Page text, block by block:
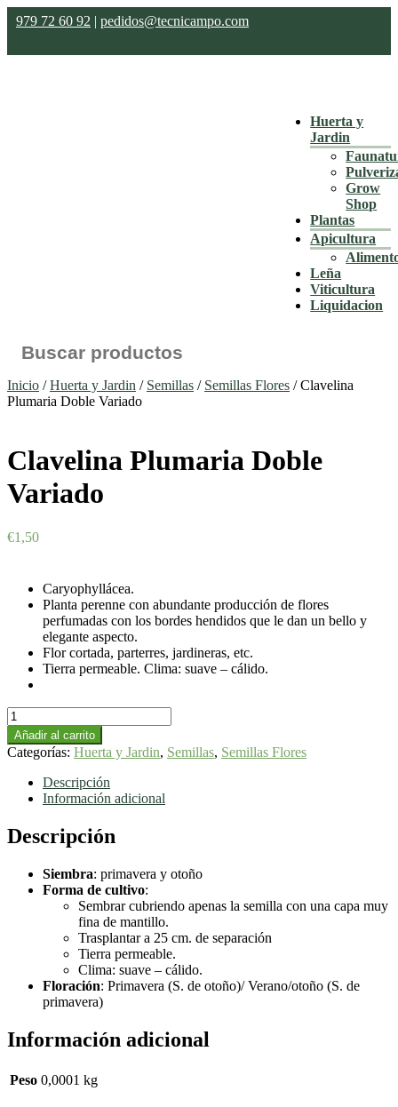
979 72 60 92 | pedidos@tecnicampo.com
Huerta y
Jardin
Grow
Shop
Plantas
Apicultura
Leña
Viticultura
Liquidacion
Inicio /Huerta y Jardin / Semillas / Semillas Flores / Clavelina
Plumaria Doble Variado
Clavelina Plumaria Doble
Variado
€1,50
Caryophyllácea.
Planta perenne con abundante producción de flores
perfumadas con los bordes hendidos que le dan un bello y
elegante aspecto.
Flor cortada, parterres, jardineras, etc.
Tierra permeable. Clima: suave – cálido.
Clavelina
Plumaria
Doble
Variado
cantidad
Añadir al carrito
Categorías: Huerta y Jardin, Semillas, Semillas Flores
Descripción
Información adicional
Descripción
Siembra: primavera y otoño
Forma de cultivo:
Sembrar cubriendo apenas la semilla con una capa muy
fina de mantillo.
Trasplantar a 25 cm. de separación
Tierra permeable.
Clima: suave – cálido.
Floración: Primavera (S. de otoño)/ Verano/otoño (S. de
primavera)
Información adicional
Peso 0,0001 kg